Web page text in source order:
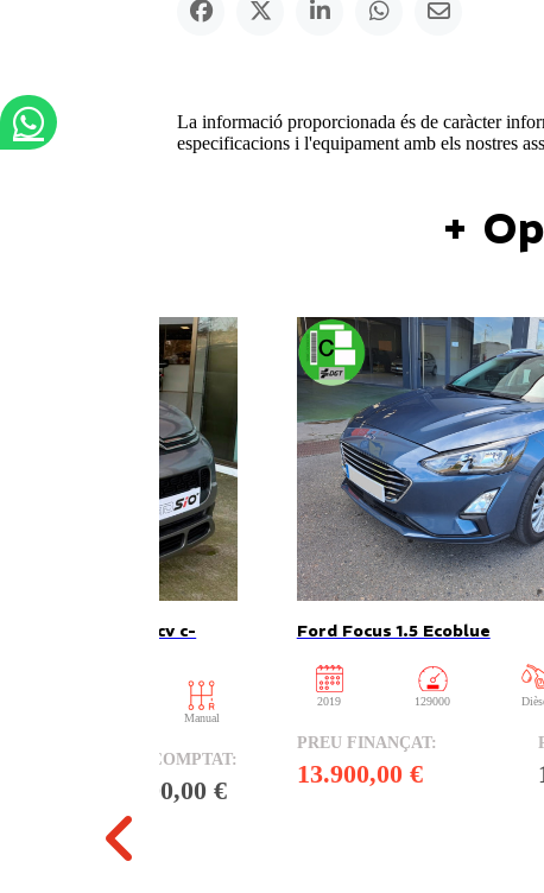
La informació proporcionada és de caràcter
especificacions i l'equipament amb els nostres
+
1.2 puretech 110cv c-
Manual
12.000,00 €
Ford Focus 1.5 Ecoblue
2019 129000
13.900,00 €